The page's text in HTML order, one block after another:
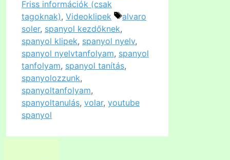
Friss információk (csak
tagoknak), Videoklipek Címkék
alvaro
soler, spanyol kezdőknek,
spanyol klipek, spanyol nyelv,
spanyol nyelvtanfolyam, spanyol
tanfolyam, spanyol tanítás,
spanyolozzunk,
spanyoltanfolyam,
spanyoltanulás, volar, youtube
spanyol